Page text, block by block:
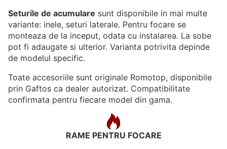
Seturile de acumulare sunt disponibile in mai multe
variante: inele, seturi laterale. Pentru focare se
monteaza de la inceput, odata cu instalarea. La sobe
pot fi adaugate si ulterior. Varianta potrivita depinde
de modelul specific.
Toate accesoriile sunt originale Romotop, disponibile
prin Gaftos ca dealer autorizat. Compatibilitate
confirmata pentru fiecare model din gama.
RAME PENTRU FOCARE